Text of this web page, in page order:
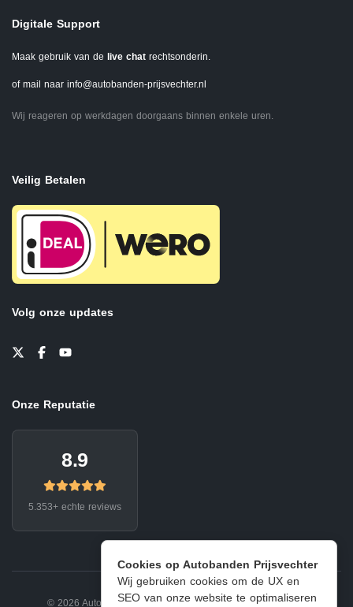
Cookies op Autobanden Prijsvechter
Wij gebruiken cookies om de UX en
SEO van onze website te optimaliseren
Digitale Support
Maak gebruik van de live chat rechtsonderin.
of mail naar info@autobanden-prijsvechter.nl
Wij reageren op werkdagen doorgaans binnen enkele uren.
Veilig Betalen
Volg onze updates
Onze Reputatie
8.9
5.353+ echte reviews
© 2026 Autobanden Prijsvechter. Privacy | Voorwaarden